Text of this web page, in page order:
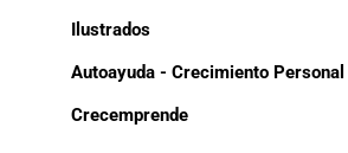
Ilustrados
Autoayuda - Crecimiento Personal
Crecemprende